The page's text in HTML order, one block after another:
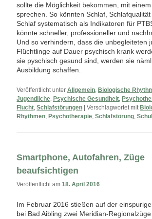
sollte die Möglichkeit bekommen, mit
sprechen. So könnten Schlaf,
Schlaf systematisch als Indikatoren für
könnte schneller, professioneller und
Und so verhindern, dass die unbegleiteten
Flüchtlinge auf Dauer psychisch krank
sie pyschisch gesund sind, werden sie
Ausbildung schaffen.
Veröffentlicht unter Allgemein, Biologische
Jugendliche, Psychische Gesundheit,
Flucht,Schlafstörungen |Verschlagwortet mit
Rhythmen, Psychotherapie,Schlafstörung,
Smartphone, Autofahren, Züge
beaufsichtigen
Veröffentlicht am18. April 2016
Im Februar 2016 stießen auf der
bei Bad Aibling zwei Meridian-